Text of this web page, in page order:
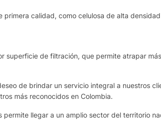
calidad, como celulosa de alta
superficie de filtración, que permite atrapar
de brindar un servicio integral a nuestros
más reconocidos en Colombia.
llegar a un amplio sector del territorio